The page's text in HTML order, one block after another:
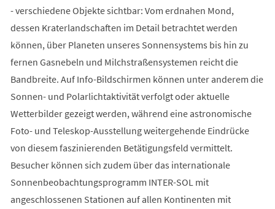
- verschiedene Objekte sichtbar: Vom erdnahen Mond,
dessen Kraterlandschaften im Detail betrachtet werden
können, über Planeten unseres Sonnensystems bis hin zu
fernen Gasnebeln und Milchstraßensystemen reicht die
Bandbreite. Auf Info-Bildschirmen können unter anderem die
Sonnen- und Polarlichtaktivität verfolgt oder aktuelle
Wetterbilder gezeigt werden, während eine astronomische
Foto- und Teleskop-Ausstellung weitergehende Eindrücke
von diesem faszinierenden Betätigungsfeld vermittelt.
Besucher können sich zudem über das internationale
Sonnenbeobachtungsprogramm INTER-SOL mit
angeschlossenen Stationen auf allen Kontinenten mit